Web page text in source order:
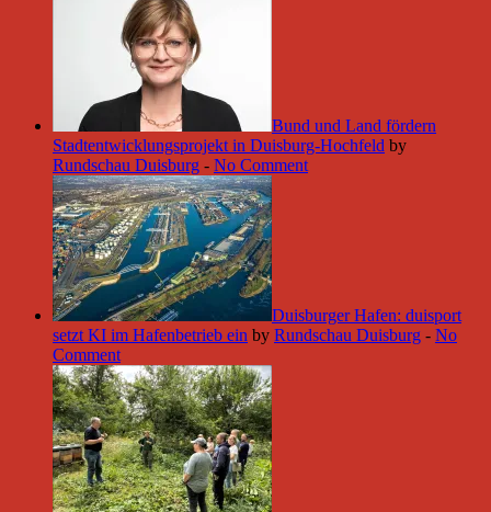
Bund und Land fördern
Stadtentwicklungsprojekt in Duisburg-Hochfeld by
Rundschau Duisburg - No Comment
Duisburger Hafen: duisport
setzt KI im Hafenbetrieb ein by Rundschau Duisburg - No
Comment